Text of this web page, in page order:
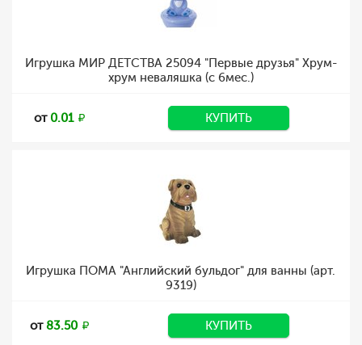
Игрушка МИР ДЕТСТВА 25094 "Первые друзья" Хрум-
хрум неваляшка (с 6мес.)
от 0.01 КУПИТЬ
Игрушка ПОМА "Английский бульдог" для ванны (арт.
9319)
от83.50 КУПИТЬ